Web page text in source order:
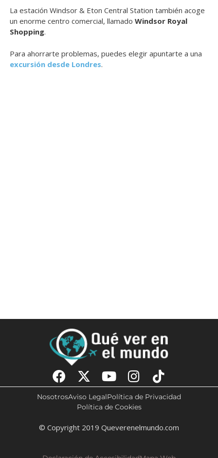
La estación Windsor & Eton Central Station también acoge
un enorme centro comercial, llamado Windsor Royal
Shopping.
Para ahorrarte problemas, puedes elegir apuntarte a una
excursión desde Londres.
NosotrosAviso LegalPolítica de Privacidad
Política de Cookies
© Copyright 2019 Queverenelmundo.com